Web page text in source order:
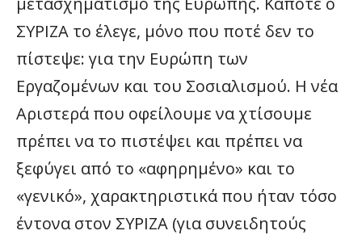
ΣΥΡΙΖΑ το έλεγε, μόνο που ποτέ δεν το
πίστεψε: για την Ευρώπη των
Εργαζομένων και του Σοσιαλισμού. Η νέα
Αριστερά που οφείλουμε να χτίσουμε
πρέπει να το πιστέψει και πρέπει να
ξεφύγει από το «αφηρημένο» και το
«γενικό», χαρακτηριστικά που ήταν τόσο
έντονα στον ΣΥΡΙΖΑ (για συνειδητούς